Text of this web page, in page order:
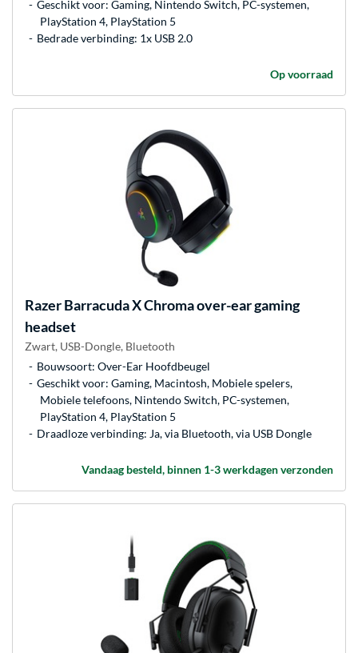
Geschikt voor: Gaming, Nintendo Switch, PC-systemen,
PlayStation 4, PlayStation 5
Bedrade verbinding: 1x USB 2.0
Op voorraad
RazerBarracuda X Chroma over-ear gaming
headset
Zwart, USB-Dongle, Bluetooth
Bouwsoort: Over-Ear Hoofdbeugel
Geschikt voor: Gaming, Macintosh, Mobiele spelers,
Mobiele telefoons, Nintendo Switch, PC-systemen,
PlayStation 4, PlayStation 5
Draadloze verbinding: Ja, via Bluetooth, via USB Dongle
Vandaag besteld, binnen 1-3 werkdagen verzonden